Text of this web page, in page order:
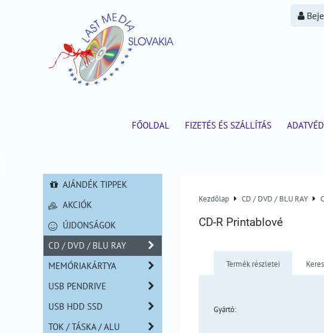
FŐOLDAL FIZETÉS ÉS SZÁLLÍTÁS
Kezdőlap CD / DVD / BLU RAY
CD-R Printablové
Termék részletei
Gyártó:
AJÁNDÉK TIPPEK
AKCIÓK
ÚJDONSÁGOK
CD / DVD / BLU RAY
MEMÓRIAKÁRTYA
USB PENDRIVE
USB HDD SSD
TOK / TÁSKA / ALU